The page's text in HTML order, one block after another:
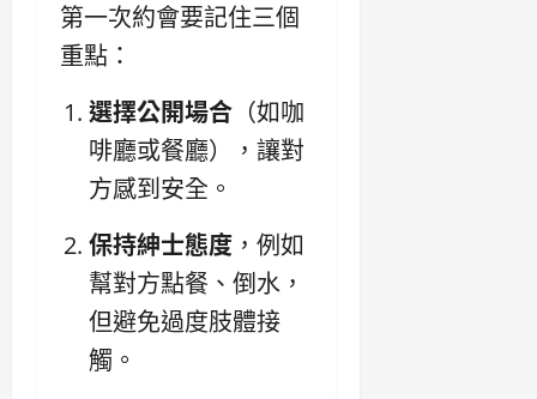
第一次約會要記住三個
重點：
選擇公開場合 （如咖
啡廳或餐廳），讓對
方感到安全。
保持紳士態度 ，例如
幫對方點餐、倒水，
但避免過度肢體接
觸。